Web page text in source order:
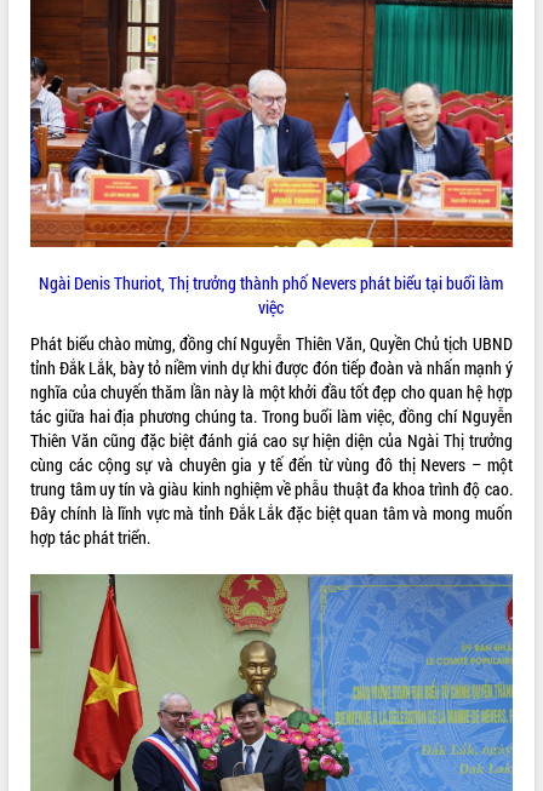
Trình diễn nghệ thuật chế biến các
món ăn từ sầu riêng
Đắk Lắk công bố Quy hoạch và xúc
tiến đầu tư tỉnh
Ngành cá ngừ Đắk Lắk chủ động thích
ứng để giữ vững thị trường xuất khẩu
Diễn đàn Kinh tế tư nhân Việt Nam đột
phá cơ chế - Hợp tác công tư
Đề án 06 tạo bước ngoặt đột phá trong
Kết nối tour, đẩy mạnh chuyển đổi số
Khởi động Dự án Đầu tư xây dựng hạ
tầng kỹ thuật Cụm công nghiệp Tân
Tiến
Gặp mặt các cơ quan báo chí nhân Kỷ
niệm 101 năm Ngày Báo chí Cách
mạng Việt Nam
Đắk Lắk sơ kết 4 năm triển khai thực
hiện Đề án 06 của Chính phủ
Quy hoạch và Xúc tiến đầu tư tỉnh Đắk
Khơi thông điểm nghẽn, đẩy nhanh
giải ngân vốn khắc phục thiên tai
HĐND tỉnh thông qua điều chỉnh Quy
hoạch tỉnh thời kỳ 2021-2030
Hội thảo góp ý hồ sơ điều chỉnh quy
hoạch tỉnh Đắk Lắk thời kỳ 2021-2030,
Ngài Denis Thuriot, Thị trưởng thành phố Nevers phát biểu tại buổi làm
việc
Phát biểu chào mừng, đồng chí Nguyễn Thiên Văn, Quyền Chủ tịch UBND
tỉnh Đắk Lắk, bày tỏ niềm vinh dự khi được đón tiếp đoàn và nhấn mạnh ý
nghĩa của chuyến thăm lần này là một khởi đầu tốt đẹp cho quan hệ hợp
tác giữa hai địa phương chúng ta. Trong buổi làm việc, đồng chí Nguyễn
Thiên Văn cũng đặc biệt đánh giá cao sự hiện diện của Ngài Thị trưởng
cùng các cộng sự và chuyên gia y tế đến từ vùng đô thị Nevers – một
trung tâm uy tín và giàu kinh nghiệm về phẫu thuật đa khoa trình độ cao.
Đây chính là lĩnh vực mà tỉnh Đắk Lắk đặc biệt quan tâm và mong muốn
hợp tác phát triển.